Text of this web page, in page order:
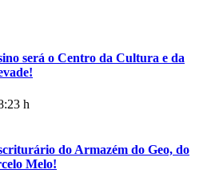
será o Centro da Cultura e da
h
do Armazém do Geo, do
Melo!